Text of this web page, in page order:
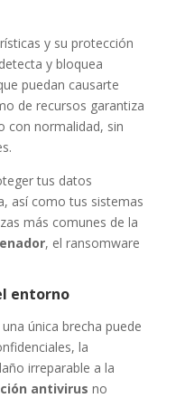
y su protección
y bloquea
puedan causarte
de recursos garantiza
con normalidad, sin
tus datos
así como tus sistemas
más comunes de la
, el ransomware
entorno
única brecha puede
la
irreparable a la
antivirus no